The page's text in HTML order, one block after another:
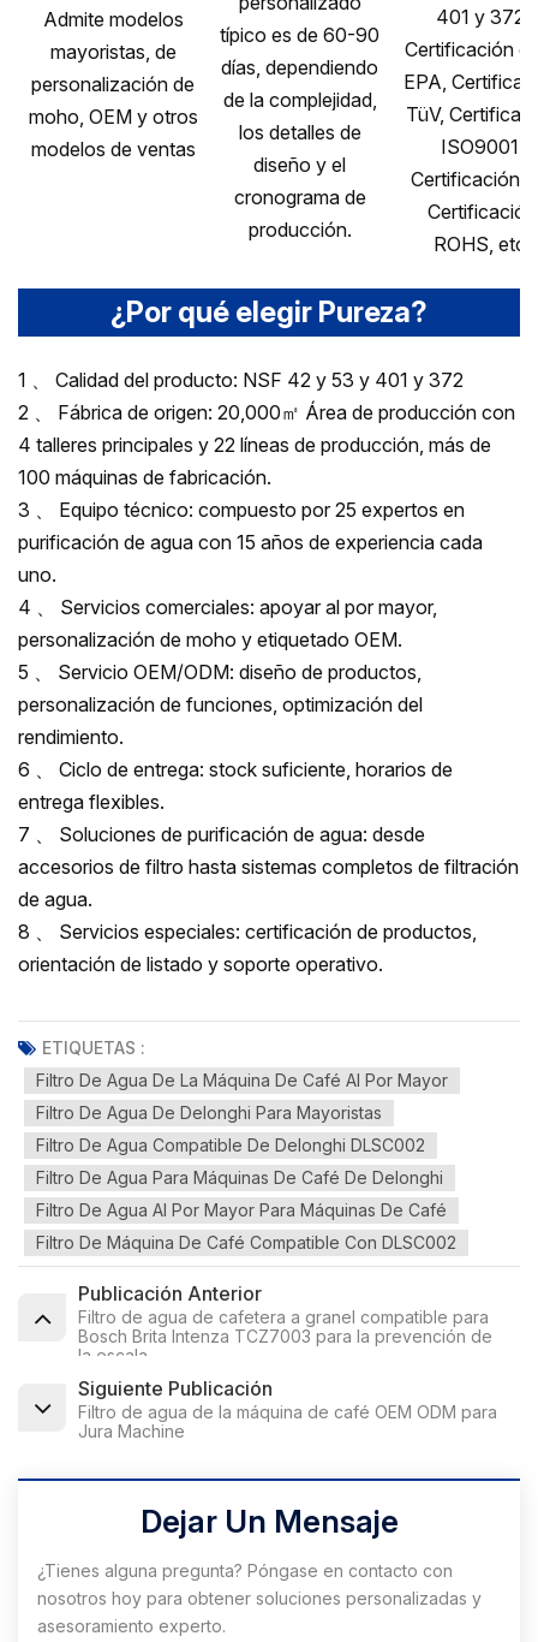
Admite modelos
mayoristas, de
personalización de
moho, OEM y otros
modelos de ventas
típico es de 60-90
días, dependiendo
de la complejidad,
los detalles de
diseño y el
cronograma de
producción.
401 y 372,
Certificación
EPA,
TüV,
ISO9001,
Certificación
Certificación
ROHS, etc.
¿Por qué elegir Pureza?
1 、 Calidad del producto: NSF 42 y 53 y 401 y 372
2 、 Fábrica de origen: 20,000㎡ Área de producción con
4 talleres principales y 22 líneas de producción, más de
100 máquinas de fabricación.
3 、 Equipo técnico: compuesto por 25 expertos en
purificación de agua con 15 años de experiencia cada
uno.
4 、 Servicios comerciales: apoyar al por mayor,
personalización de moho y etiquetado OEM.
5 、 Servicio OEM/ODM: diseño de productos,
personalización de funciones, optimización del
rendimiento.
6 、 Ciclo de entrega: stock suficiente, horarios de
entrega flexibles.
7 、 Soluciones de purificación de agua: desde
accesorios de filtro hasta sistemas completos de filtración
de agua.
8 、 Servicios especiales: certificación de productos,
orientación de listado y soporte operativo.
ETIQUETAS :
Filtro De Agua De La Máquina De Café Al Por Mayor
Filtro De Agua De Delonghi Para Mayoristas
Filtro De Agua Compatible De Delonghi DLSC002
Filtro De Agua Para Máquinas De Café De Delonghi
Filtro De Agua Al Por Mayor Para Máquinas De Café
Filtro De Máquina De Café Compatible Con DLSC002
Publicación Anterior
Filtro de agua de cafetera a granel compatible para
Bosch Brita Intenza TCZ7003 para la prevención de
la escala
Siguiente Publicación
Filtro de agua de la máquina de café OEM ODM para
Jura Machine
Dejar Un Mensaje
¿Tienes alguna pregunta? Póngase en contacto con
nosotros hoy para obtener soluciones personalizadas y
asesoramiento experto.